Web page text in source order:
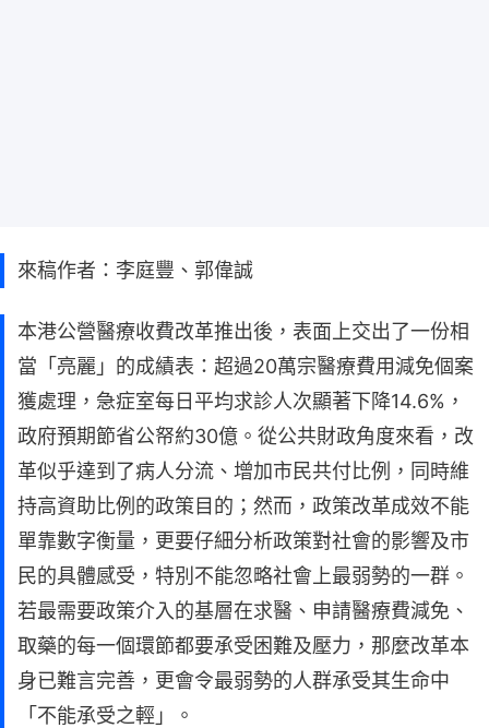
來稿作者：李庭豐、郭偉誠
本港公營醫療收費改革推出後，表面上交出了一份相
當「亮麗」的成績表：超過20萬宗醫療費用減免個案
獲處理，急症室每日平均求診人次顯著下降14.6%，
政府預期節省公帑約30億。從公共財政角度來看，改
革似乎達到了病人分流、增加市民共付比例，同時維
持高資助比例的政策目的；然而，政策改革成效不能
單靠數字衡量，更要仔細分析政策對社會的影響及市
民的具體感受，特別不能忽略社會上最弱勢的一群。
若最需要政策介入的基層在求醫、申請醫療費減免、
取藥的每一個環節都要承受困難及壓力，那麼改革本
身已難言完善，更會令最弱勢的人群承受其生命中
「不能承受之輕」。